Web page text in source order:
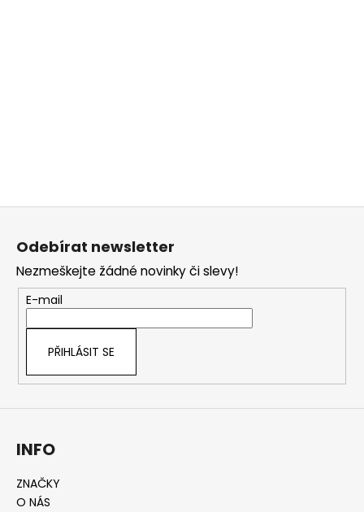
Z
Odebírat newsletter
Nezmeškejte žádné novinky či slevy!
E-mail
PŘIHLÁSIT SE
INFO
ZNAČKY
O NÁS